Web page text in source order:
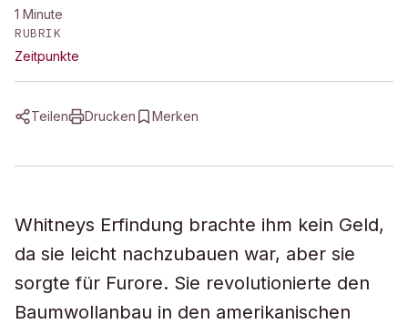
1 Minute
RUBRIK
Zeitpunkte
Teilen Drucken Merken
Whitneys Erfindung brachte ihm kein Geld,
da sie leicht nachzubauen war, aber sie
sorgte für Furore. Sie revolutionierte den
Baumwollanbau in den amerikanischen